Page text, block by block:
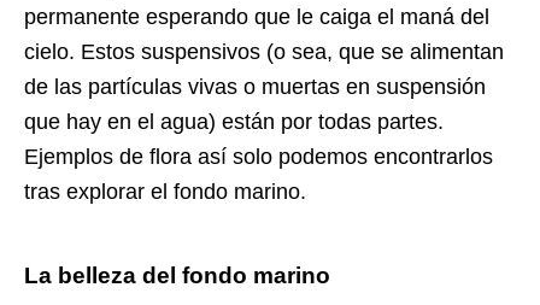
permanente esperando que le caiga el maná del
cielo. Estos suspensivos (o sea, que se alimentan
de las partículas vivas o muertas en suspensión
que hay en el agua) están por todas partes.
Ejemplos de flora así solo podemos encontrarlos
tras explorar el fondo marino.
La belleza del fondo marino